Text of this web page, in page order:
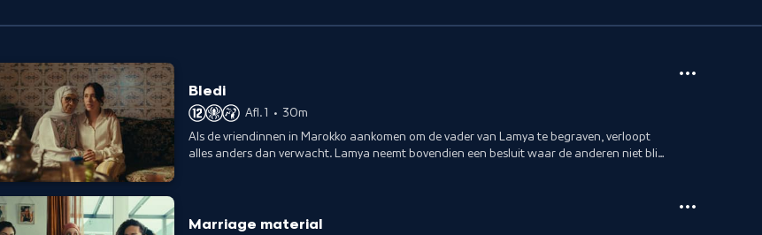
Bledi
Afl. 1 • 30m
Als de vriendinnen in Marokko aankomen om de vader van Lamya te begraven, verloopt
alles anders dan verwacht. Lamya neemt bovendien een besluit waar de anderen niet blij
Marriage material